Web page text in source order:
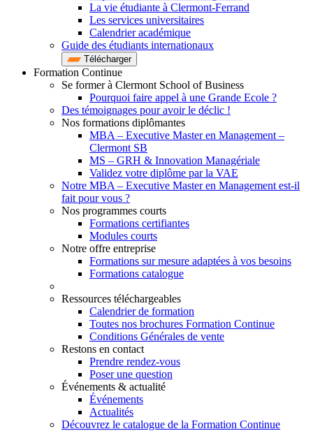
La vie étudiante à Clermont-Ferrand
Les services universitaires
Calendrier académique
Guide des étudiants internationaux
Télécharger
Formation Continue
Se former à Clermont School of Business
Pourquoi faire appel à une Grande Ecole ?
Des témoignages pour avoir le déclic !
Nos formations diplômantes
MBA – Executive Master en Management –
Clermont SB
MS – GRH & Innovation Managériale
Validez votre diplôme par la VAE
Notre MBA – Executive Master en Management est-il
fait pour vous ?
Nos programmes courts
Formations certifiantes
Modules courts
Notre offre entreprise
Formations sur mesure adaptées à vos besoins
Formations catalogue
Ressources téléchargeables
Calendrier de formation
Toutes nos brochures Formation Continue
Conditions Générales de vente
Restons en contact
Prendre rendez-vous
Poser une question
Événements & actualité
Événements
Actualités
Découvrez le catalogue de la Formation Continue